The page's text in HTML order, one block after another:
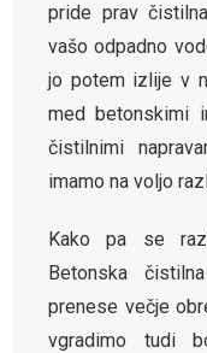
pride prav
vašo odpadno
jo potem izlije v
med betonskimi
čistilnimi
imamo na voljo
Kako pa se
Betonska
prenese večje
vgradimo tudi